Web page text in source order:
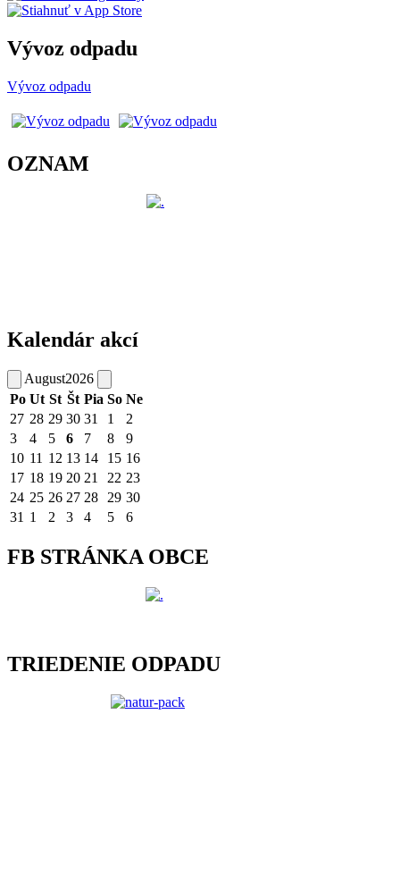
Vývoz odpadu
Vývoz odpadu
OZNAM
Kalendár akcí
August2026
Po Ut St Št Pia So Ne
27 28 29 30 31 1
2
3
4 5 6 7 8
9
10 11 12 13 14 15 16
17 18 19 20 21 22 23
24 25 26 27 28 29 30
31 1 2 3 4 5 6
FB STRÁNKA OBCE
TRIEDENIE ODPADU